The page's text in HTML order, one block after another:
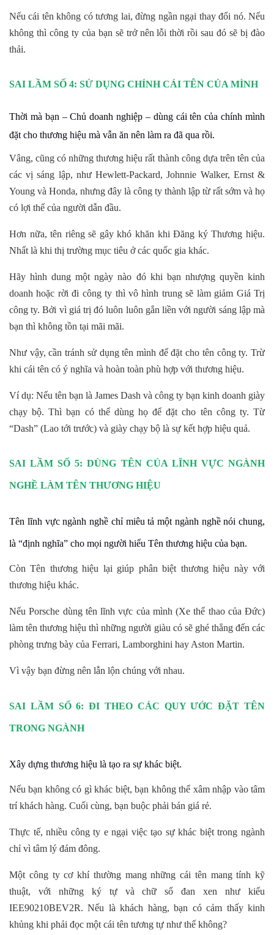
Nếu cái tên không có tương lai, đừng ngần ngại thay đổi nó. Nếu
không thì công ty của bạn sẽ trở nên lỗi thời rồi sau đó sẽ bị đào
thải.
SAI LẦM SỐ 4: SỬ DỤNG CHÍNH CÁI TÊN CỦA MÌNH
Thời mà bạn – Chủ doanh nghiệp – dùng cái tên của chính mình
đặt cho thương hiệu mà vẫn ăn nên làm ra đã qua rồi.
Vâng, cũng có những thương hiệu rất thành công dựa trên tên của
các vị sáng lập, như Hewlett-Packard, Johnnie Walker, Ernst &
Young và Honda, nhưng đây là công ty thành lập từ rất sớm và họ
có lợi thế của người dẫn đầu.
Hơn nữa, tên riêng sẽ gây khó khăn khi Đăng ký Thương hiệu.
Nhất là khi thị trường mục tiêu ở các quốc gia khác.
Hãy hình dung một ngày nào đó khi bạn nhượng quyền kinh
doanh hoặc rời đi công ty thì vô hình trung sẽ làm giảm Giá Trị
công ty. Bởi vì giá trị đó luôn luôn gắn liền với người sáng lập mà
bạn thì không tồn tại mãi mãi.
Như vậy, cần tránh sử dụng tên mình để đặt cho tên công ty. Trừ
khi cái tên có ý nghĩa và hoàn toàn phù hợp với thương hiệu.
Ví dụ: Nếu tên bạn là James Dash và công ty bạn kinh doanh giày
chạy bộ. Thì bạn có thể dùng họ để đặt cho tên công ty. Từ
“Dash” (Lao tới trước) và giày chạy bộ là sự kết hợp hiệu quả.
SAI LẦM SỐ 5: DÙNG TÊN CỦA LĨNH VỰC NGÀNH
NGHỀ LÀM TÊN THƯƠNG HIỆU
Tên lĩnh vực ngành nghề chỉ miêu tả một ngành nghề nói chung,
là “định nghĩa” cho mọi người hiểu Tên thương hiệu của bạn.
Còn Tên thương hiệu lại giúp phân biệt thương hiệu này với
thương hiệu khác.
Nếu Porsche dùng tên lĩnh vực của mình (Xe thể thao của Đức)
làm tên thương hiệu thì những người giàu có sẽ ghé thẳng đến các
phòng trưng bày của Ferrari, Lamborghini hay Aston Martin.
Vì vậy bạn đừng nên lẫn lộn chúng với nhau.
SAI LẦM SỐ 6: ĐI THEO CÁC QUY ƯỚC ĐẶT TÊN
TRONG NGÀNH
Xây dựng thương hiệu là tạo ra sự khác biệt.
Nếu bạn không có gì khác biệt, bạn không thể xâm nhập vào tâm
trí khách hàng. Cuối cùng, bạn buộc phải bán giá rẻ.
Thực tế, nhiều công ty e ngại việc tạo sự khác biệt trong ngành
chỉ vì tâm lý đám đông.
Một công ty cơ khí thường mang những cái tên mang tính kỹ
thuật, với những ký tự và chữ số đan xen như kiểu
IEE90210BEV2R. Nếu là khách hàng, bạn có cảm thấy kinh
khủng khi phải đọc một cái tên tương tự như thế không?